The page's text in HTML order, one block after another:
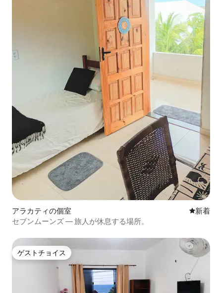
アラカティの個室 新しい宿
新着
セブンムーンズ ― 旅人が休息する場所。
ゲストチョイス
ゲストチョイス